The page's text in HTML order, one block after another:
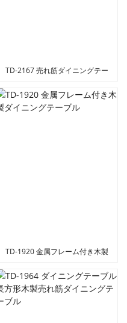
TD-2167 売れ筋ダイニングテー
TD-1920 金属フレーム付き木製